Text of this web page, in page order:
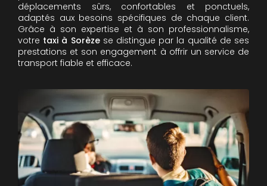
déplacements sûrs, confortables et ponctuels,
adaptés aux besoins spécifiques de chaque client.
Grâce à son expertise et à son professionnalisme,
votre taxi à Sorèzese distingue par la qualité de ses
prestations et son engagement à offrir un service de
transport fiable et efficace.